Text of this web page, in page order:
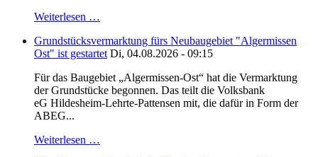
Weiterlesen …
Grundstücksvermarktung fürs Neubaugebiet "Algermissen
Ost" ist gestartet Di, 04.08.2026 - 09:15
Für das Baugebiet „Algermissen-Ost“ hat die Vermarktung
der Grundstücke begonnen. Das teilt die Volksbank
eG Hildesheim-Lehrte-Pattensen mit, die dafür in Form der
ABEG...
Weiterlesen …